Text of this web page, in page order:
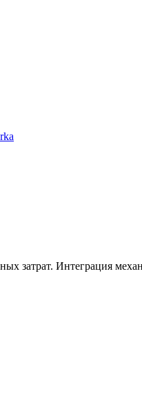
затрат. Интеграция